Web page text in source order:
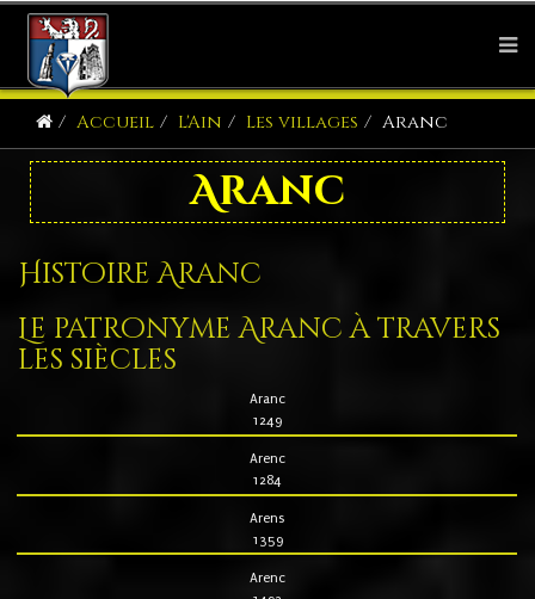
Accueil L'Ain Les villages Aranc
Aranc
Histoire Aranc
Le patronyme Aranc à travers
les siècles
Aranc
1249
Arenc
1284
Arens
1359
Arenc